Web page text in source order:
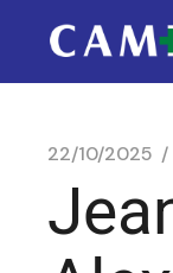
22/10/2025